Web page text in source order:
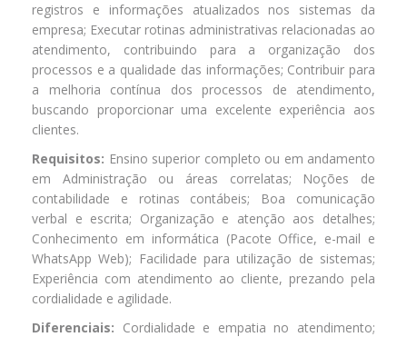
registros e informações atualizados nos sistemas da
empresa; Executar rotinas administrativas relacionadas ao
atendimento, contribuindo para a organização dos
processos e a qualidade das informações; Contribuir para
a melhoria contínua dos processos de atendimento,
buscando proporcionar uma excelente experiência aos
clientes.
Requisitos: Ensino superior completo ou em andamento
em Administração ou áreas correlatas; Noções de
contabilidade e rotinas contábeis; Boa comunicação
verbal e escrita; Organização e atenção aos detalhes;
Conhecimento em informática (Pacote Office, e-mail e
WhatsApp Web); Facilidade para utilização de sistemas;
Experiência com atendimento ao cliente, prezando pela
cordialidade e agilidade.
Diferenciais: Cordialidade e empatia no atendimento;